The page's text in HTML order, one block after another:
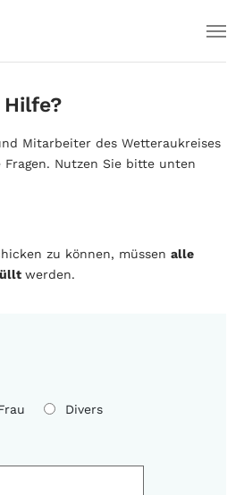
Hilfe?
Mitarbeiter des Wetteraukreises
Nutzen Sie bitte unten
zu können, müssen alle
werden.
Divers